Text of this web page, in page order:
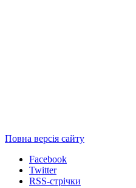
Повна версія сайту
Facebook
Twitter
RSS-стрічки